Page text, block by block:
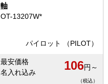
軸
OT-13207W*
パイロット （PILOT）
最安価格
名入れ込み
106円～
（税込）